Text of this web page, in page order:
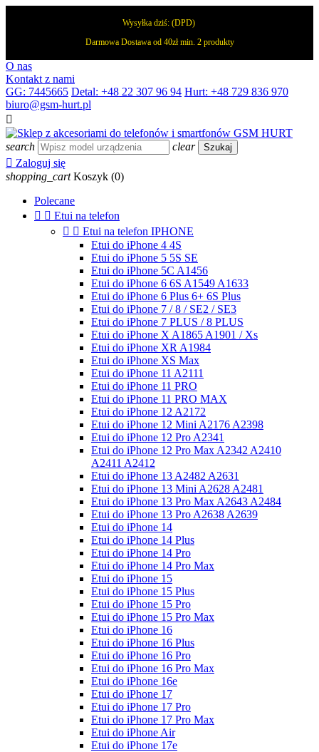
Wysyłka dziś: (DPD)
Darmowa Dostawa od 40zł min. 2 produkty
O nas
Kontakt z nami
GG: 7445665 Detal: +48 22 307 96 94 Hurt: +48 729 836 970
biuro@gsm-hurt.pl

search clear Szukaj
 Zaloguj się
shopping_cart Koszyk (0)
Polecane
  Etui na telefon
  Etui na telefon IPHONE
Etui do iPhone 4 4S
Etui do iPhone 5 5S SE
Etui do iPhone 5C A1456
Etui do iPhone 6 6S A1549 A1633
Etui do iPhone 6 Plus 6+ 6S Plus
Etui do iPhone 7 / 8 / SE2 / SE3
Etui do iPhone 7 PLUS / 8 PLUS
Etui do iPhone X A1865 A1901 / Xs
Etui do iPhone XR A1984
Etui do iPhone XS Max
Etui do iPhone 11 A2111
Etui do iPhone 11 PRO
Etui do iPhone 11 PRO MAX
Etui do iPhone 12 A2172
Etui do iPhone 12 Mini A2176 A2398
Etui do iPhone 12 Pro A2341
Etui do iPhone 12 Pro Max A2342 A2410
A2411 A2412
Etui do iPhone 13 A2482 A2631
Etui do iPhone 13 Mini A2628 A2481
Etui do iPhone 13 Pro Max A2643 A2484
Etui do iPhone 13 Pro A2638 A2639
Etui do iPhone 14
Etui do iPhone 14 Plus
Etui do iPhone 14 Pro
Etui do iPhone 14 Pro Max
Etui do iPhone 15
Etui do iPhone 15 Plus
Etui do iPhone 15 Pro
Etui do iPhone 15 Pro Max
Etui do iPhone 16
Etui do iPhone 16 Plus
Etui do iPhone 16 Pro
Etui do iPhone 16 Pro Max
Etui do iPhone 16e
Etui do iPhone 17
Etui do iPhone 17 Pro
Etui do iPhone 17 Pro Max
Etui do iPhone Air
Etui do iPhone 17e